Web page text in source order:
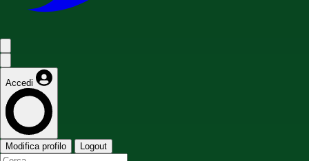
Accedi
Modifica profilo Logout